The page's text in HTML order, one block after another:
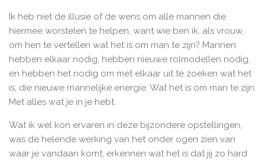
Ik heb niet de illusie of de wens om alle mannen die
hiermee worstelen te helpen, want wie ben ik, als vrouw,
om hen te vertellen wat het is om man te zijn? Mannen
hebben elkaar nodig, hebben nieuwe rolmodellen nodig,
en hebben het nodig om met elkaar uit te zoeken wat het
is, die nieuwe mannelijke energie. Wat het is om man te zijn.
Met alles wat je in je hebt.
Wat ik wel kon ervaren in deze bijzondere opstellingen,
was de helende werking van het onder ogen zien van
waar je vandaan komt, erkennen wat het is dat jij zo hard